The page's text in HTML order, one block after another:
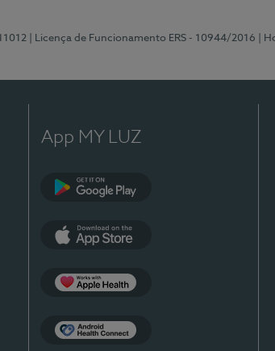
| Licença de Funcionamento ERS - 10944/2016 |
App MY LUZ